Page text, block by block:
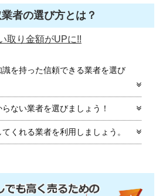
者の選び方とは？
取り金額がUPに!!
を持った信頼できる業者を選び
ない業者を選びましょう！
くれる業者を利用しましょう。